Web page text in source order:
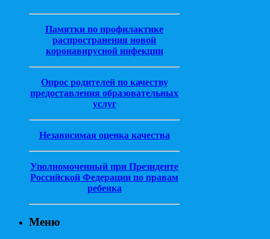
Памятки по профилактике
распространения новой
коронавирусной инфекции
Опрос родителей по качеству
предоставления образовательных
услуг
Независимая оценка качества
Уполномоченный при Президенте
Российской Федерации по правам
ребенка
Меню